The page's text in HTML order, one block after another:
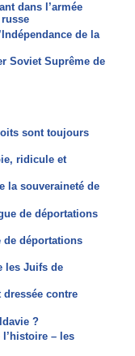
dans l’armée
de la
Soviet Suprême de
sont toujours
ridicule et
la souveraineté de
de déportations
de déportations
les Juifs de
dressée contre
?
l’histoire – les